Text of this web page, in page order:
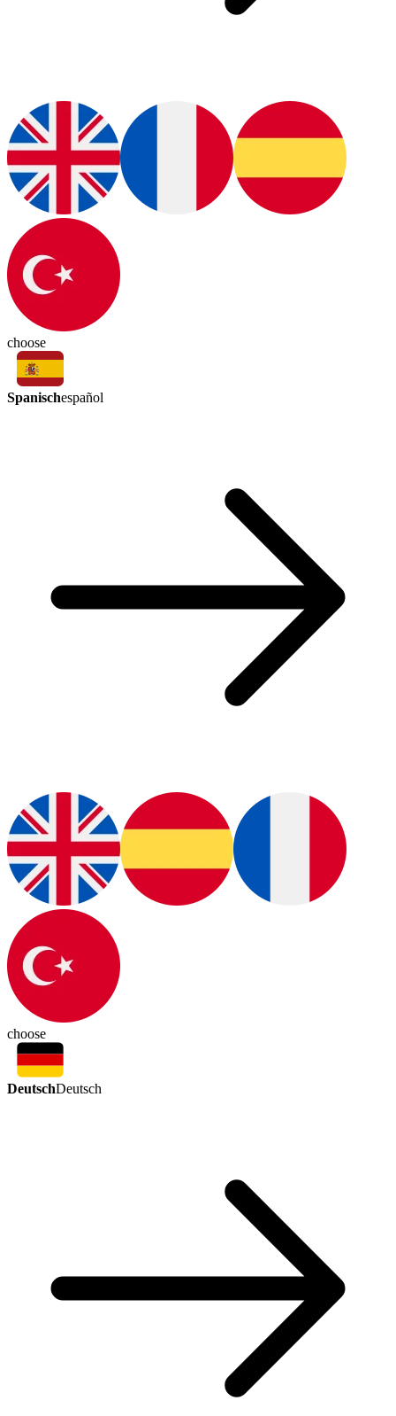
choose
Spanischespañol
choose
DeutschDeutsch